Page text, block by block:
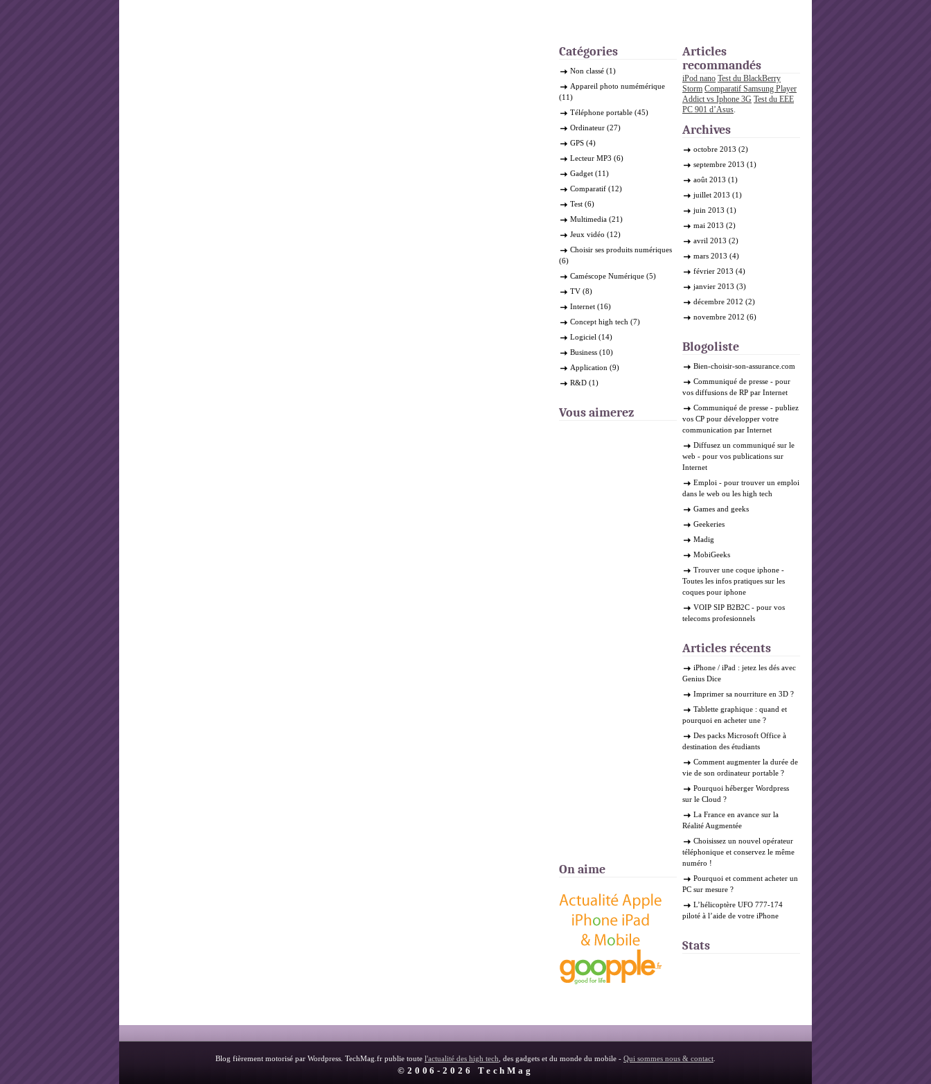
Catégories
Non classé (1)
Appareil photo numémérique
(11)
Téléphone portable (45)
Ordinateur (27)
GPS (4)
Lecteur MP3 (6)
Gadget (11)
Comparatif (12)
Test (6)
Multimedia (21)
Jeux vidéo (12)
Choisir ses produits numériques
(6)
Caméscope Numérique (5)
TV (8)
Internet (16)
Concept high tech (7)
Logiciel (14)
Business (10)
Application (9)
R&D (1)
Vous aimerez
On aime
Articles
recommandés
iPod nano Test du BlackBerry
Storm Comparatif Samsung Player
Addict vs Iphone 3G Test du EEE
PC 901 d’Asus.
Archives
octobre 2013 (2)
septembre 2013 (1)
août 2013 (1)
juillet 2013 (1)
juin 2013 (1)
mai 2013 (2)
avril 2013 (2)
mars 2013 (4)
février 2013 (4)
janvier 2013 (3)
décembre 2012 (2)
novembre 2012 (6)
Blogoliste
Bien-choisir-son-assurance.com
Communiqué de presse - pour
vos diffusions de RP par Internet
Communiqué de presse - publiez
vos CP pour développer votre
communication par Internet
Diffusez un communiqué sur le
web - pour vos publications sur
Internet
Emploi - pour trouver un emploi
dans le web ou les high tech
Games and geeks
Geekeries
Madig
MobiGeeks
Trouver une coque iphone -
Toutes les infos pratiques sur les
coques pour iphone
VOIP SIP B2B2C - pour vos
telecoms profesionnels
Articles récents
iPhone / iPad : jetez les dés avec
Genius Dice
Imprimer sa nourriture en 3D ?
Tablette graphique : quand et
pourquoi en acheter une ?
Des packs Microsoft Office à
destination des étudiants
Comment augmenter la durée de
vie de son ordinateur portable ?
Pourquoi héberger Wordpress
sur le Cloud ?
La France en avance sur la
Réalité Augmentée
Choisissez un nouvel opérateur
téléphonique et conservez le même
numéro !
Pourquoi et comment acheter un
PC sur mesure ?
L’hélicoptère UFO 777-174
piloté à l’aide de votre iPhone
Stats
Blog fièrement motorisé par Wordpress. TechMag.fr publie toute l'actualité des high tech , des gadgets et du monde du mobile - Qui sommes nous & contact
©2006-2026 TechMag